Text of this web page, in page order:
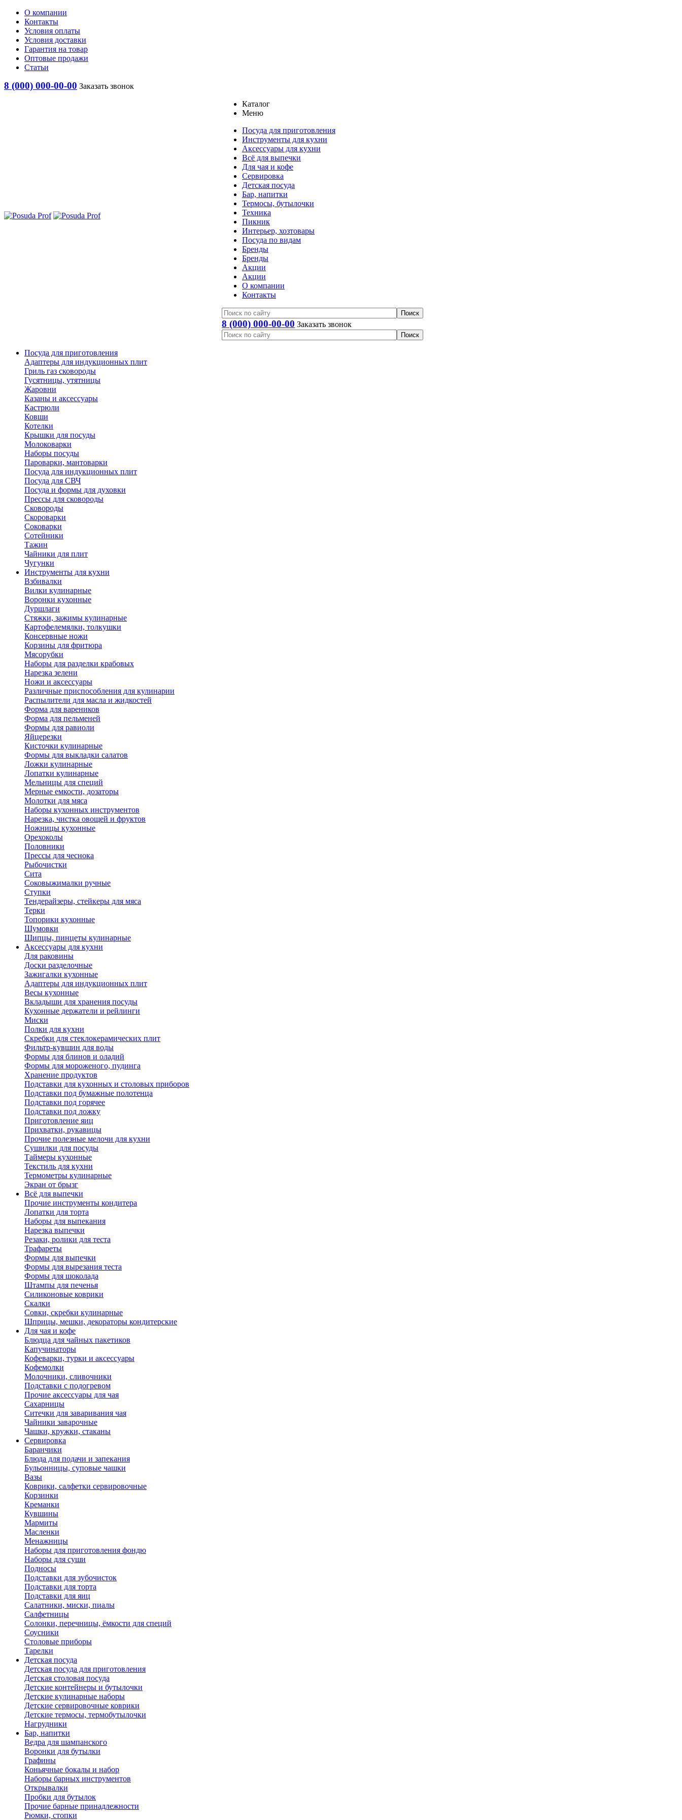
О компании
Контакты
Условия оплаты
Условия доставки
Гарантия на товар
Оптовые продажи
Статьи
8 (000) 000-00-00 Заказать звонок
Каталог
Меню
Посуда для приготовления
Инструменты для кухни
Аксессуары для кухни
Всё для выпечки
Для чая и кофе
Сервировка
Детская посуда
Бар, напитки
Термосы, бутылочки
Техника
Пикник
Интерьер, хозтовары
Посуда по видам
Бренды
Бренды
Акции
Акции
О компании
Контакты
8 (000) 000-00-00 Заказать звонок
Посуда для приготовления
Адаптеры для индукционных плит
Гриль газ сковороды
Гусятницы, утятницы
Жаровни
Казаны и аксессуары
Кастрюли
Ковши
Котелки
Крышки для посуды
Молоковарки
Наборы посуды
Пароварки, мантоварки
Посуда для индукционных плит
Посуда для СВЧ
Посуда и формы для духовки
Прессы для сковороды
Сковороды
Скороварки
Соковарки
Сотейники
Тажин
Чайники для плит
Чугунки
Инструменты для кухни
Взбивалки
Вилки кулинарные
Воронки кухонные
Дуршлаги
Стяжки, зажимы кулинарные
Картофелемялки, толкушки
Консервные ножи
Корзины для фритюра
Мясорубки
Наборы для разделки крабовых
Нарезка зелени
Ножи и аксессуары
Различные приспособления для кулинарии
Распылители для масла и жидкостей
Форма для вареников
Форма для пельменей
Формы для равиоли
Яйцерезки
Кисточки кулинарные
Формы для выкладки салатов
Ложки кулинарные
Лопатки кулинарные
Мельницы для специй
Мерные емкости, дозаторы
Молотки для мяса
Наборы кухонных инструментов
Нарезка, чистка овощей и фруктов
Ножницы кухонные
Орехоколы
Половники
Прессы для чеснока
Рыбочистки
Сита
Соковыжималки ручные
Ступки
Тендерайзеры, стейкеры для мяса
Терки
Топорики кухонные
Шумовки
Щипцы, пинцеты кулинарные
Аксессуары для кухни
Для раковины
Доски разделочные
Зажигалки кухонные
Адаптеры для индукционных плит
Весы кухонные
Вкладыши для хранения посуды
Кухонные держатели и рейлинги
Миски
Полки для кухни
Скребки для стеклокерамических плит
Фильтр-кувшин для воды
Формы для блинов и оладий
Формы для мороженого, пудинга
Хранение продуктов
Подставки для кухонных и столовых приборов
Подставки под бумажные полотенца
Подставки под горячее
Подставки под ложку
Приготовление яиц
Прихватки, рукавицы
Прочие полезные мелочи для кухни
Сушилки для посуды
Таймеры кухонные
Текстиль для кухни
Термометры кулинарные
Экран от брызг
Всё для выпечки
Прочие инструменты кондитера
Лопатки для торта
Наборы для выпекания
Нарезка выпечки
Резаки, ролики для теста
Трафареты
Формы для выпечки
Формы для вырезания теста
Формы для шоколада
Штампы для печенья
Силиконовые коврики
Скалки
Совки, скребки кулинарные
Шприцы, мешки, декораторы кондитерские
Для чая и кофе
Блюдца для чайных пакетиков
Капучинаторы
Кофеварки, турки и аксессуары
Кофемолки
Молочники, сливочники
Подставки с подогревом
Прочие аксессуары для чая
Сахарницы
Ситечки для заваривания чая
Чайники заварочные
Чашки, кружки, стаканы
Сервировка
Баранчики
Блюда для подачи и запекания
Бульонницы, суповые чашки
Вазы
Коврики, салфетки сервировочные
Корзинки
Креманки
Кувшины
Мармиты
Масленки
Менажницы
Наборы для приготовления фондю
Наборы для суши
Подносы
Подставки для зубочисток
Подставки для торта
Подставки для яиц
Салатники, миски, пиалы
Салфетницы
Солонки, перечницы, ёмкости для специй
Соусники
Столовые приборы
Тарелки
Детская посуда
Детская посуда для приготовления
Детская столовая посуда
Детские контейнеры и бутылочки
Детские кулинарные наборы
Детские сервировочные коврики
Детские термосы, термобутылочки
Нагрудники
Бар, напитки
Ведра для шампанского
Воронки для бутылки
Графины
Коньячные бокалы и набор
Наборы барных инструментов
Открывалки
Пробки для бутылок
Прочие барные принадлежности
Рюмки, стопки